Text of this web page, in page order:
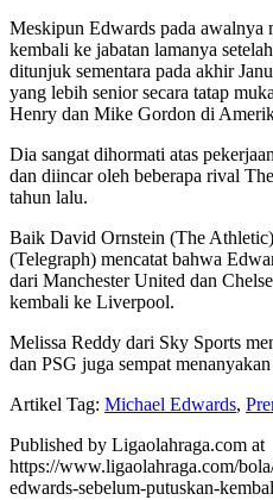
Meskipun Edwards pada awalnya
kembali ke jabatan lamanya
ditunjuk sementara pada akhir
yang lebih senior secara tatap
Henry dan Mike Gordon di
Dia sangat dihormati atas
dan diincar oleh beberapa rival
tahun lalu.
Baik David Ornstein (The
(Telegraph) mencatat bahwa
dari Manchester United dan
kembali ke Liverpool.
Melissa Reddy dari Sky Sports
dan PSG juga sempat
Artikel Tag: Michael Edwards,
Published by Ligaolahraga.com at
https://www.ligaolahraga.com/
edwards-sebelum-putuskan-